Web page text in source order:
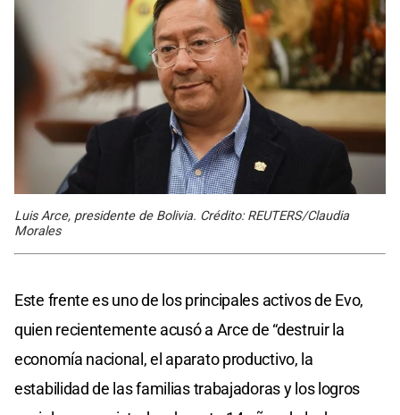
Luis Arce, presidente de Bolivia. Crédito: REUTERS/Claudia
Morales
Este frente es uno de los principales activos de Evo,
quien recientemente acusó a Arce de “destruir la
economía nacional, el aparato productivo, la
estabilidad de las familias trabajadoras y los logros